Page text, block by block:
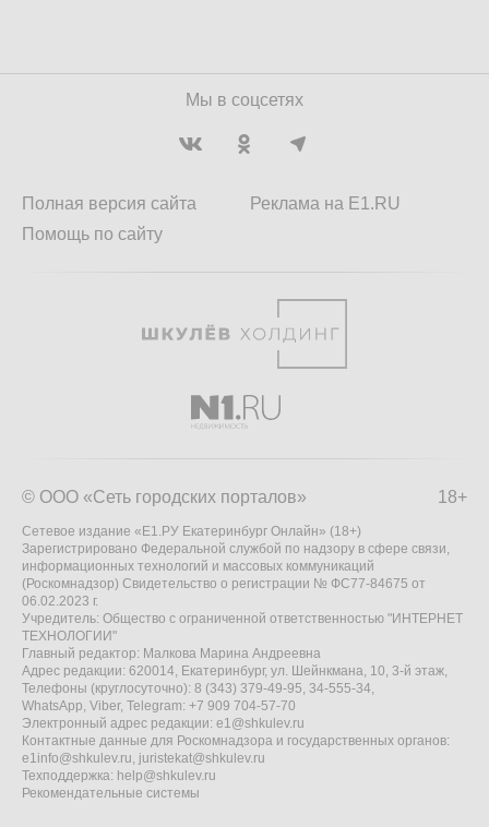
Мы в соцсетях
Полная версия сайта
Помощь по сайту
Реклама на E1.RU
18+
© ООО «Сеть городских порталов»
Сетевое издание «Е1.РУ Екатеринбург Онлайн» (18+)
Зарегистрировано Федеральной службой по надзору в сфере связи,
информационных технологий и массовых коммуникаций
(Роскомнадзор) Свидетельство о регистрации № ФС77-84675 от
06.02.2023 г.
Учредитель: Общество с ограниченной ответственностью "ИНТЕРНЕТ
ТЕХНОЛОГИИ"
Главный редактор: Малкова Марина Андреевна
Адрес редакции: 620014, Екатеринбург, ул. Шейнкмана, 10, 3-й этаж,
Телефоны (круглосуточно): 8 (343) 379-49-95, 34-555-34,
WhatsApp, Viber, Telegram: +7 909 704-57-70
Электронный адрес редакции: e1@shkulev.ru
Контактные данные для Роскомнадзора и государственных органов:
e1info@shkulev.ru, juristekat@shkulev.ru
Техподдержка: help@shkulev.ru
Рекомендательные системы